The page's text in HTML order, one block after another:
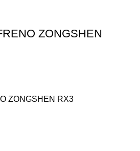
ZONGSHEN
ZONGSHEN RX3